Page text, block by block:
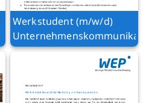
Werkstudent (m/w/d)